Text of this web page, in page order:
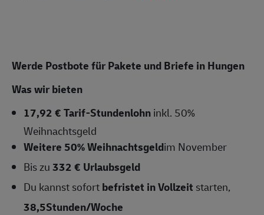
Werde Postbote für Pakete und Briefe in Hungen
Was wir bieten
17,92 € Tarif-Stundenlohninkl. 50%
Weihnachtsgeld
Weitere 50% Weihnachtsgeldim November
Bis zu332 € Urlaubsgeld
Du kannst sofortbefristet in Vollzeit starten,
38,5Stunden/Woche